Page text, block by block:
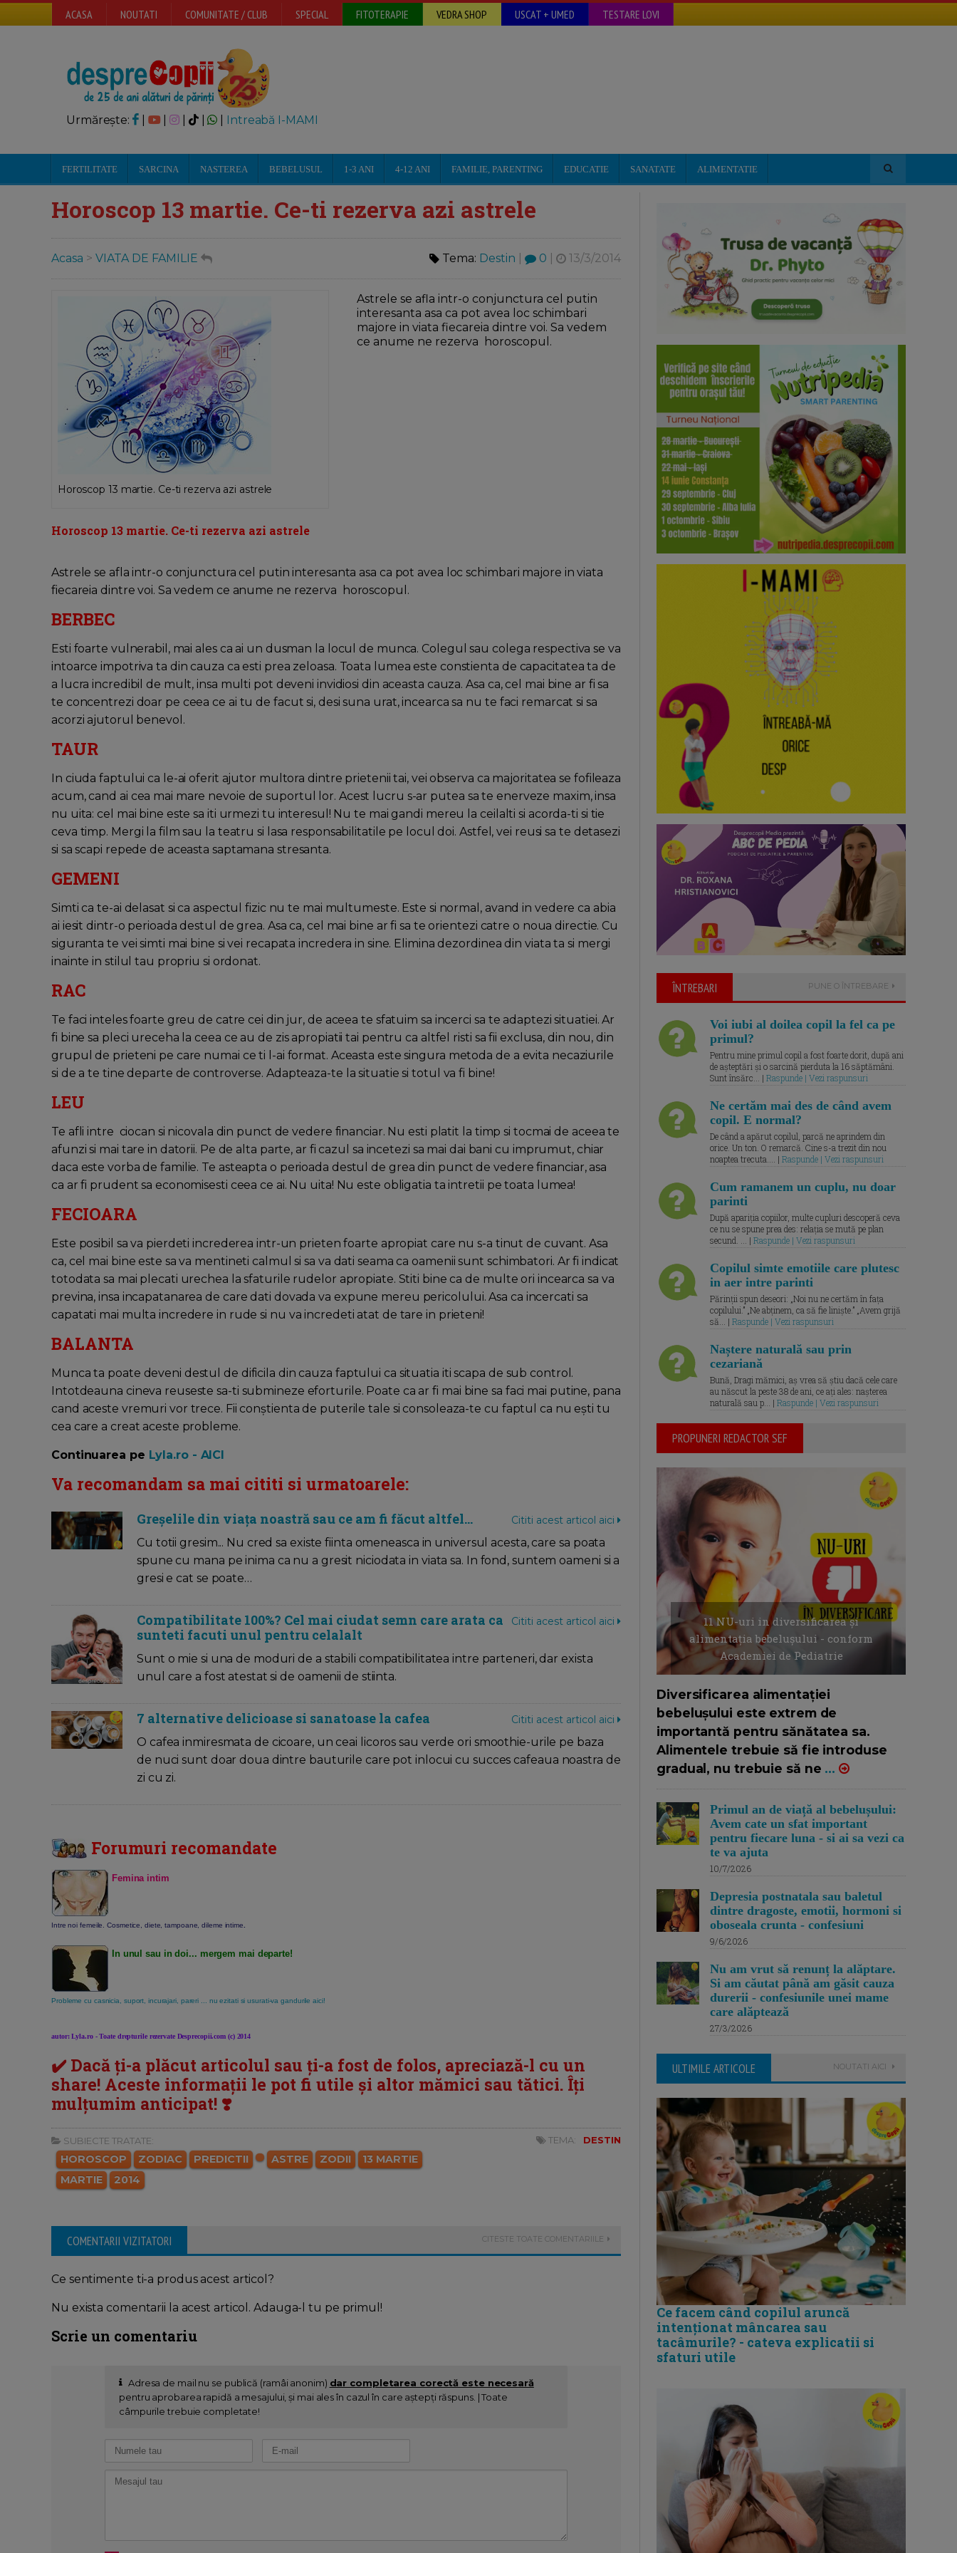
ACASA NOUTATI COMUNITATE / CLUB SPECIAL FITOTERAPIE VEDRA SHOP USCAT + UMED TESTARE LOVI
Urmărește: | | Intreabă I-MAMI
FERTILITATE SARCINA NASTEREA BEBELUSUL 1-3 ANI 4-12 ANI FAMILIE, PARENTING EDUCATIE SANATATE ALIMENTATIE
Horoscop 13 martie. Ce-ti rezerva azi astrele
Acasa > VIATA DE FAMILIE Tema: Destin 0 13/3/2014
Horoscop 13 martie. Ce-ti rezerva azi astrele
Astrele se afla intr-o conjunctura cel putin
interesanta asa ca pot avea loc schimbari
majore in viata fiecareia dintre voi. Sa vedem
ce anume ne rezerva horoscopul.
Horoscop 13 martie. Ce-ti rezerva azi astrele
Astrele se afla intr-o conjunctura cel putin interesanta asa ca pot avea loc schimbari majore in viata
fiecareia dintre voi. Sa vedem ce anume ne rezerva horoscopul.
BERBEC
Esti foarte vulnerabil, mai ales ca ai un dusman la locul de munca. Colegul sau colega respectiva se va
intoarce impotriva ta din cauza ca esti prea zeloasa. Toata lumea este constienta de capacitatea ta de
a lucra incredibil de mult, insa multi pot deveni invidiosi din aceasta cauza. Asa ca, cel mai bine ar fi sa
te concentrezi doar pe ceea ce ai tu de facut si, desi suna urat, incearca sa nu te faci remarcat si sa
acorzi ajutorul benevol.
TAUR
In ciuda faptului ca le-ai oferit ajutor multora dintre prietenii tai, vei observa ca majoritatea se fofileaza
acum, cand ai cea mai mare nevoie de suportul lor. Acest lucru s-ar putea sa te enerveze maxim, insa
nu uita: cel mai bine este sa iti urmezi tu interesul! Nu te mai gandi mereu la ceilalti si acorda-ti si tie
ceva timp. Mergi la film sau la teatru si lasa responsabilitatile pe locul doi. Astfel, vei reusi sa te detasezi
si sa scapi repede de aceasta saptamana stresanta.
GEMENI
Simti ca te-ai delasat si ca aspectul fizic nu te mai multumeste. Este si normal, avand in vedere ca abia
ai iesit dintr-o perioada destul de grea. Asa ca, cel mai bine ar fi sa te orientezi catre o noua directie. Cu
siguranta te vei simti mai bine si vei recapata incredera in sine. Elimina dezordinea din viata ta si mergi
inainte in stilul tau propriu si ordonat.
RAC
Te faci inteles foarte greu de catre cei din jur, de aceea te sfatuim sa incerci sa te adaptezi situatiei. Ar
fi bine sa pleci ureceha la ceea ce au de zis apropiatii tai pentru ca altfel risti sa fii exclusa, din nou, din
grupul de prieteni pe care numai ce ti l-ai format. Aceasta este singura metoda de a evita necaziurile
si de a te tine departe de controverse. Adapteaza-te la situatie si totul va fi bine!
LEU
Te afli intre ciocan si nicovala din punct de vedere financiar. Nu esti platit la timp si tocmai de aceea te
afunzi si mai tare in datorii. Pe de alta parte, ar fi cazul sa incetezi sa mai dai bani cu imprumut, chiar
daca este vorba de familie. Te asteapta o perioada destul de grea din punct de vedere financiar, asa
ca ar fi prudent sa economisesti ceea ce ai. Nu uita! Nu este obligatia ta intretii pe toata lumea!
FECIOARA
Este posibil sa va pierdeti increderea intr-un prieten foarte apropiat care nu s-a tinut de cuvant. Asa
ca, cel mai bine este sa va mentineti calmul si sa va dati seama ca oamenii sunt schimbatori. Ar fi indicat
totodata sa mai plecati urechea la sfaturile rudelor apropiate. Stiti bine ca de multe ori incearca sa va
previna, insa incapatanarea de care dati dovada va expune mereu pericolului. Asa ca incercati sa
capatati mai multa incredere in rude si nu va incredeti atat de tare in prieteni!
BALANTA
Munca ta poate deveni destul de dificila din cauza faptului ca situatia iti scapa de sub control.
Intotdeauna cineva reuseste sa-ti submineze eforturile. Poate ca ar fi mai bine sa faci mai putine, pana
cand aceste vremuri vor trece. Fii conştienta de puterile tale si consoleaza-te cu faptul ca nu eşti tu
cea care a creat aceste probleme.
Continuarea pe Lyla.ro - AICI
Va recomandam sa mai cititi si urmatoarele:
Cititi acest articol aici
Greșelile din viața noastră sau ce am fi făcut altfel...
Cu totii gresim... Nu cred sa existe fiinta omeneasca in universul acesta, care sa poata
spune cu mana pe inima ca nu a gresit niciodata in viata sa. In fond, suntem oameni si a
gresi e cat se poate…
Cititi acest articol aici
Compatibilitate 100%? Cel mai ciudat semn care arata ca
sunteti facuti unul pentru celalalt
Sunt o mie si una de moduri de a stabili compatibilitatea intre parteneri, dar exista
unul care a fost atestat si de oamenii de stiinta.
Cititi acest articol aici
7 alternative delicioase si sanatoase la cafea
O cafea inmiresmata de cicoare, un ceai licoros sau verde ori smoothie-urile pe baza
de nuci sunt doar doua dintre bauturile care pot inlocui cu succes cafeaua noastra de
zi cu zi.
Forumuri recomandate
Femina intim
Intre noi femeile. Cosmetice, diete, tampoane, dileme intime.
In unul sau in doi... mergem mai departe!
Probleme cu casnicia, suport, incurajari, pareri ... nu ezitati si usurati-va gandurile aici!
autor: Lyla.ro - Toate drepturile rezervate Desprecopii.com (c) 2014
✔️ Dacă ți-a plăcut articolul sau ți-a fost de folos, apreciază-l cu un
share! Aceste informații le pot fi utile și altor mămici sau tătici. Îți
mulțumim anticipat! ❣️
SUBIECTE TRATATE:
HOROSCOP ZODIAC PREDICTII ASTRE ZODII
13 MARTIE
MARTIE
2014
TEMA: DESTIN
COMENTARII VIZITATORI CITESTE TOATE COMENTARIILE
Ce sentimente ti-a produs acest articol?
Nu exista comentarii la acest articol. Adauga-l tu pe primul!
Scrie un comentariu
Adresa de mail nu se publică (ramâi anonim) dar completarea corectă este necesară
pentru aprobarea rapidă a mesajului, și mai ales în cazul în care aștepți răspuns. | Toate
câmpurile trebuie completate!
ÎNTREBARI PUNE O ÎNTREBARE
Voi iubi al doilea copil la fel ca pe
primul?
Pentru mine primul copil a fost foarte dorit, după ani
de așteptări și o sarcină pierduta la 16 săptămâni.
Sunt însărc... | Raspunde | Vezi raspunsuri
Ne certăm mai des de când avem
copil. E normal?
De când a apărut copilul, parcă ne aprindem din
orice. Un ton. O remarcă. Cine s-a trezit din nou
noaptea trecuta.... | Raspunde | Vezi raspunsuri
Cum ramanem un cuplu, nu doar
parinti
După apariția copiilor, multe cupluri descoperă ceva
ce nu se spune prea des: relația se mută pe plan
secund. ... | Raspunde | Vezi raspunsuri
Copilul simte emotiile care plutesc
in aer intre parinti
Părinții spun deseori: „Noi nu ne certăm în fața
copilului.” „Ne abținem, ca să fie liniște.” „Avem grijă
să... | Raspunde | Vezi raspunsuri
Naștere naturală sau prin
cezariană
Bună, Dragi mămici, aș vrea să știu dacă cele care
au născut la peste 38 de ani, ce ați ales: nașterea
naturală sau p... | Raspunde | Vezi raspunsuri
PROPUNERI REDACTOR SEF
11 NU-uri in diversificarea și
alimentația bebelușului - conform
Academiei de Pediatrie
Diversificarea alimentației
bebelușului este extrem de
importantă pentru sănătatea sa.
Alimentele trebuie să fie introduse
gradual, nu trebuie să ne ...
Primul an de viață al bebelușului:
Avem cate un sfat important
pentru fiecare luna - si ai sa vezi ca
te va ajuta
10/7/2026
Depresia postnatala sau baletul
dintre dragoste, emotii, hormoni si
oboseala crunta - confesiuni
9/6/2026
Nu am vrut să renunț la alăptare.
Si am căutat până am găsit cauza
durerii - confesiunile unei mame
care alăptează
27/3/2026
ULTIMILE ARTICOLE NOUTATI AICI
Ce facem când copilul aruncă
intenționat mâncarea sau
tacâmurile? - cateva explicatii si
sfaturi utile